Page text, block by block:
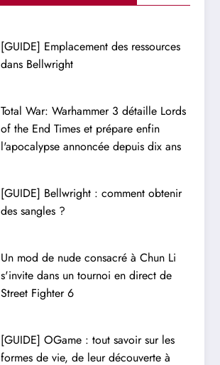
[GUIDE] Emplacement des ressources
dans Bellwright
Total War: Warhammer 3 détaille Lords
of the End Times et prépare enfin
l'apocalypse annoncée depuis dix ans
[GUIDE] Bellwright : comment obtenir
des sangles ?
Un mod de nude consacré à Chun Li
s'invite dans un tournoi en direct de
Street Fighter 6
[GUIDE] OGame : tout savoir sur les
formes de vie, de leur découverte à